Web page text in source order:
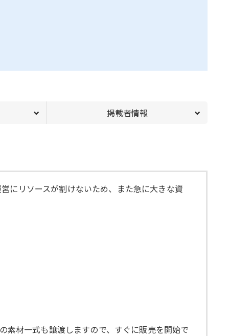
掲載者情報
にリソースが割けないため、また急に大きな資
素材一式も譲渡しますので、すぐに販売を開始で